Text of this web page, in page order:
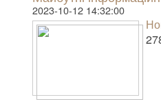
2023-10-12 14:32:00